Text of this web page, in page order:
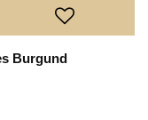
Burgund